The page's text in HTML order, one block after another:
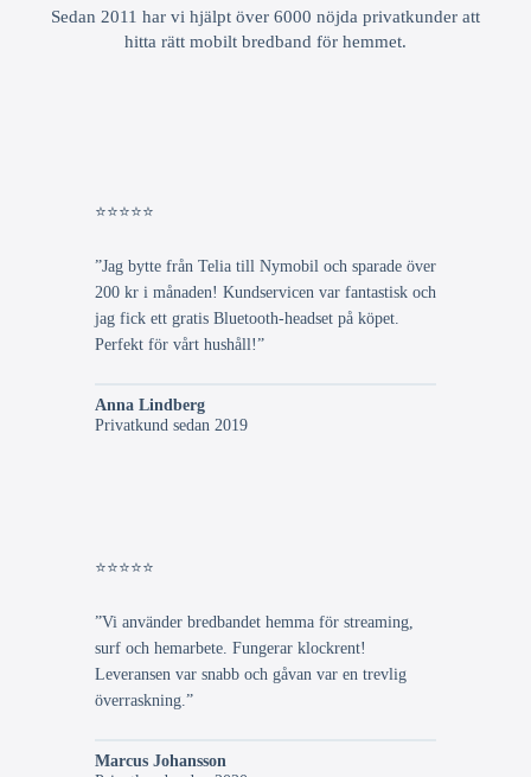
Sedan 2011 har vi hjälpt över 6000 nöjda privatkunder att
hitta rätt mobilt bredband för hemmet.
⭐⭐⭐⭐⭐
”Jag bytte från Telia till Nymobil och sparade över
200 kr i månaden! Kundservicen var fantastisk och
jag fick ett gratis Bluetooth-headset på köpet.
Perfekt för vårt hushåll!”
Anna Lindberg
Privatkund sedan 2019
⭐⭐⭐⭐⭐
”Vi använder bredbandet hemma för streaming,
surf och hemarbete. Fungerar klockrent!
Leveransen var snabb och gåvan var en trevlig
överraskning.”
Marcus Johansson